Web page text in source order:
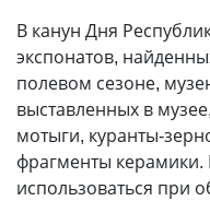
В канун Дня
экспонатов,
полевом сезоне,
выставленных в
мотыги, куранты-
фрагменты керамики.
использоваться при